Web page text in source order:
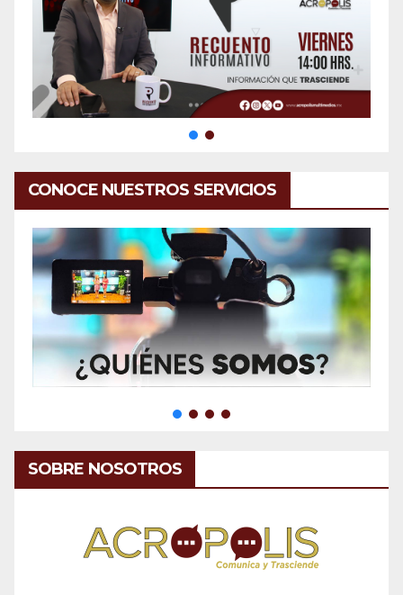
CONOCE NUESTROS SERVICIOS
SOBRE NOSOTROS